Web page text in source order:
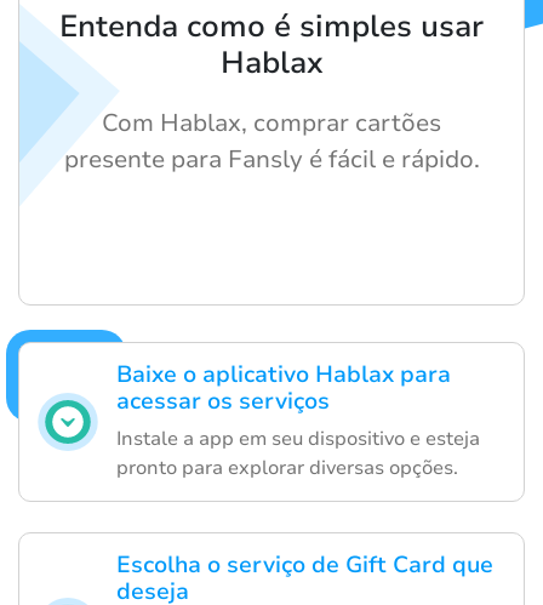
Baixe o aplicativo Hablax para
acessar os serviços
Instale a app em seu dispositivo e esteja
pronto para explorar diversas opções.
Escolha o serviço de Gift Card que
deseja
Entenda como é simples usar
Hablax
Com Hablax, comprar cartões
presente para Fansly é fácil e rápido.